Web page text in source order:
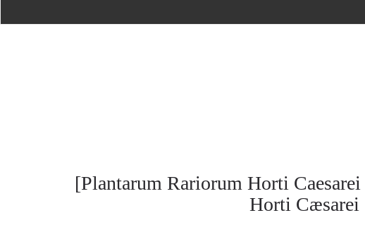
[Plantarum Rariorum Horti
Horti Cæsarei